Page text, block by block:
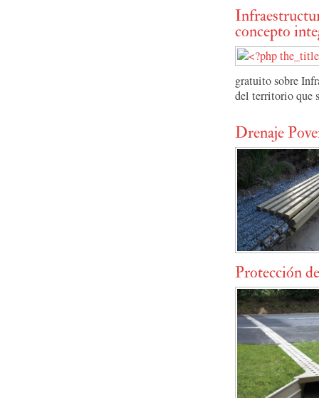
concepto
gratuito sobre
del territorio que
Drenaje
Protección